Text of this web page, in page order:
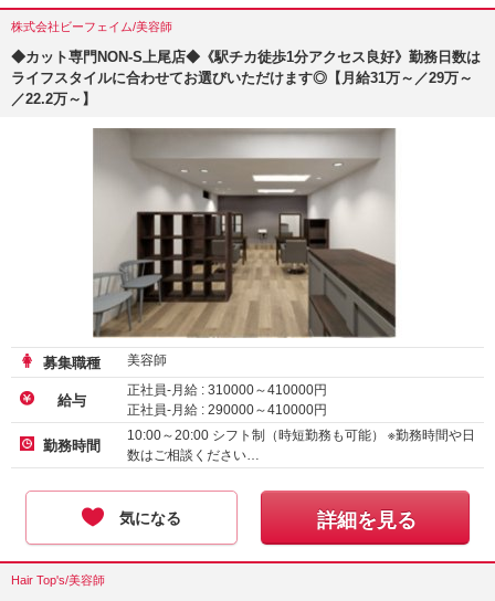
株式会社ビーフェイム/美容師
◆カット専門NON-S上尾店◆《駅チカ徒歩1分アクセス良好》勤務日数は
ライフスタイルに合わせてお選びいただけます◎【月給31万～／29万～
／22.2万～】
募集職種 美容師
給与
正社員-月給 : 310000～410000円
正社員-月給 : 290000～410000円
正社員-月給 :222300～ 258750円
勤務時間
10:00～20:00 シフト制（時短勤務も可能） ※勤務時間や日
数はご相談ください…
気になる 詳細を見る
Hair Top's/美容師